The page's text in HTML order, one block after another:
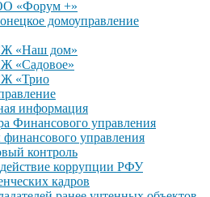
«Форум +»
домоуправление
«Наш дом»
«Садовое»
«Трио
информация
Финансового управления
управления
контроль
коррупции РФУ
кадров